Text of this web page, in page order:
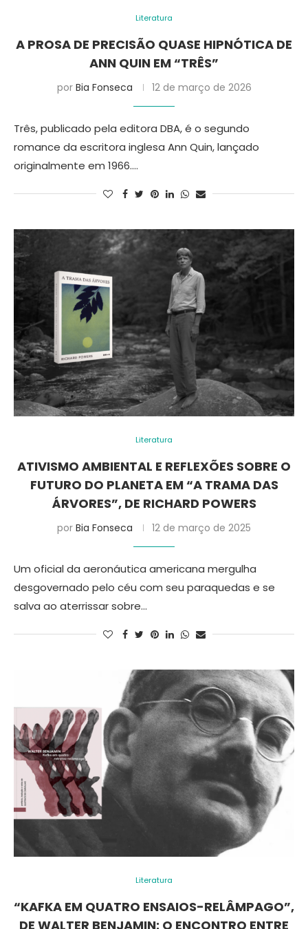
Literatura
A PROSA DE PRECISÃO QUASE HIPNÓTICA DE
ANN QUIN EM “TRÊS”
por Bia Fonseca 12 de março de 2026
Três, publicado pela editora DBA, é o segundo
romance da escritora inglesa Ann Quin, lançado
originalmente em 1966.…
Literatura
ATIVISMO AMBIENTAL E REFLEXÕES SOBRE O
FUTURO DO PLANETA EM “A TRAMA DAS
ÁRVORES”, DE RICHARD POWERS
por Bia Fonseca 12 de março de 2025
Um oficial da aeronáutica americana mergulha
desgovernado pelo céu com seu paraquedas e se
salva ao aterrissar sobre…
Literatura
“KAFKA EM QUATRO ENSAIOS-RELÂMPAGO”,
DE WALTER BENJAMIN: O ENCONTRO ENTRE